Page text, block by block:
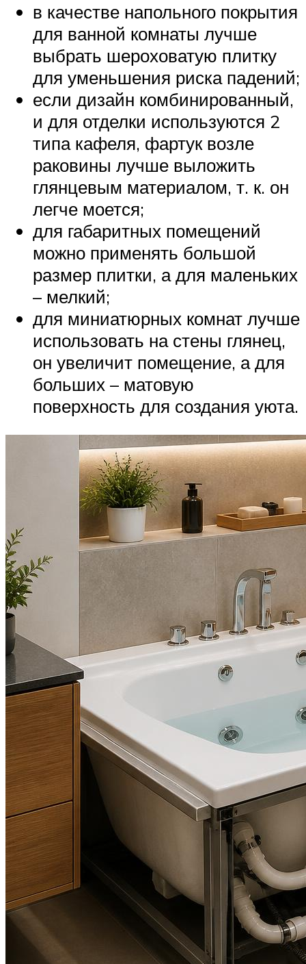
в качестве напольного покрытия
для ванной комнаты лучше
выбрать шероховатую плитку
для уменьшения риска падений;
если дизайн комбинированный,
и для отделки используются 2
типа кафеля, фартук возле
раковины лучше выложить
глянцевым материалом, т. к. он
легче моется;
для габаритных помещений
можно применять большой
размер плитки, а для маленьких
– мелкий;
для миниатюрных комнат лучше
использовать на стены глянец,
он увеличит помещение, а для
больших – матовую
поверхность для создания уюта.